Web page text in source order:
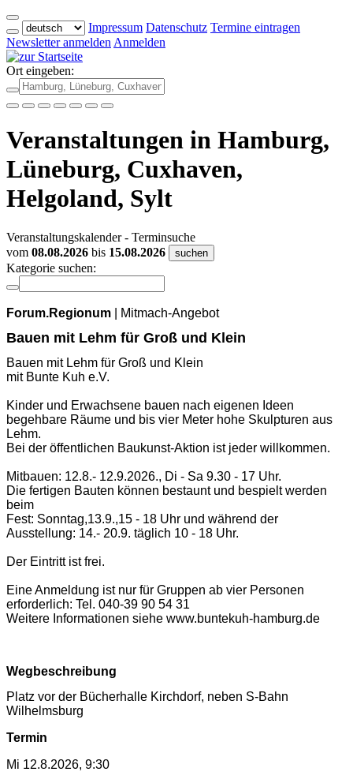
Impressum Datenschutz Termine eintragen
Newsletter anmelden Anmelden
Ort eingeben:
Veranstaltungen in Hamburg,
Lüneburg, Cuxhaven,
Helgoland, Sylt
Veranstaltungskalender - Terminsuche
vom 08.08.2026 bis 15.08.2026 suchen
Kategorie suchen:
Forum.Regionum | Mitmach-Angebot
Bauen mit Lehm für Groß und Klein
Bauen mit Lehm für Groß und Klein
mit Bunte Kuh e.V.
Kinder und Erwachsene bauen nach eigenen Ideen
begehbare Räume und bis vier Meter hohe Skulpturen aus
Lehm.
Bei der öffentlichen Baukunst-Aktion ist jeder willkommen.
Mitbauen: 12.8.- 12.9.2026., Di - Sa 9.30 - 17 Uhr.
Die fertigen Bauten können bestaunt und bespielt werden
beim
Fest: Sonntag,13.9.,15 - 18 Uhr und während der
Ausstellung: 14.- 20.9. täglich 10 - 18 Uhr.
Der Eintritt ist frei.
Eine Anmeldung ist nur für Gruppen ab vier Personen
erforderlich: Tel. 040-39 90 54 31
Weitere Informationen siehe www.buntekuh-hamburg.de
Wegbeschreibung
Platz vor der Bücherhalle Kirchdorf, neben S-Bahn
Wilhelmsburg
Termin
Mi 12.8.2026, 9:30